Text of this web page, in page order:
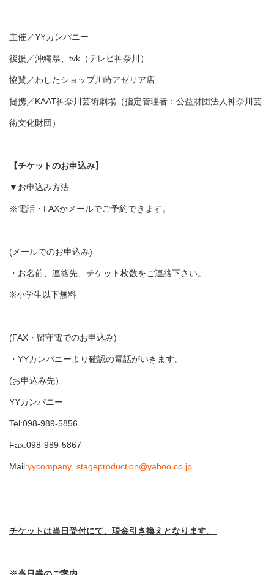
主催／YYカンパニー
後援／沖縄県、tvk（テレビ神奈川）
協賛／わしたショップ川崎アゼリア店
提携／KAAT神奈川芸術劇場（指定管理者：公益財団法人神奈川芸
術文化財団）
【チケットのお申込み】
▼お申込み方法
※電話・FAXかメールでご予約できます。
(メールでのお申込み)
・お名前、連絡先、チケット枚数をご連絡下さい。
※小学生以下無料
(FAX・留守電でのお申込み)
・YYカンパニーより確認の電話がいきます。
(お申込み先）
YYカンパニー
Tel:098-989-5856
Fax:098-989-5867
Mail:yycompany_stageproduction@yahoo.co.jp
チケットは当日受付にて、現金引き換えとなります。